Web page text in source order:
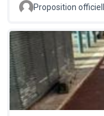
Proposition